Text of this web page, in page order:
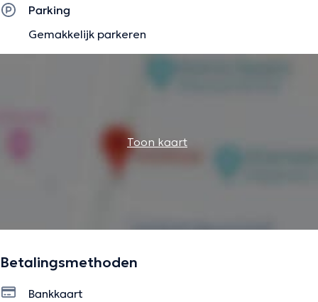
Parking
Gemakkelijk parkeren
Toon kaart
Betalingsmethoden
Bankkaart